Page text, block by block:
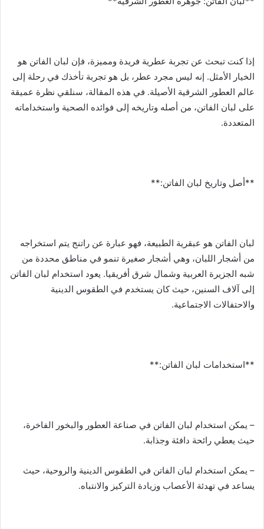
إذا كنت تبحث عن تجربة عطرية فريدة ومميزة، فإن لبان الفاتن هو
الخيار الأمثل. إنه ليس مجرد عطر، بل هو تجربة تأخذك في رحلة إلى
عالم العطور الشرقية الأصيلة. في هذه المقالة، سنلقي نظرة عميقة
على لبان الفاتن، من أصله وتاريخه إلى فوائده الصحية واستخداماته
المتعددة.
**أصل وتاريخ لبان الفاتن:**
لبان الفاتن هو عبقرية الطبيعة، فهو عبارة عن راتنج يتم استخراجه
من أشجار اللبان، وهي أشجار صغيرة تنمو في مناطق محددة من
شبه الجزيرة العربية وشمال شرق أفريقيا. يعود استخدام لبان الفاتن
إلى آلاف السنين، حيث كان يستخدم في الطقوس الدينية
والاحتفالات الاجتماعية.
**استخدامات لبان الفاتن:**
– يمكن استخدام لبان الفاتن في صناعة العطور والبخور الفاخرة،
حيث يعطي رائحة دافئة وجذابة.
– يمكن استخدام لبان الفاتن في الطقوس الدينية والروحية، حيث
يساعد في تهدئة الأعصاب وزيادة التركيز والانتباه.